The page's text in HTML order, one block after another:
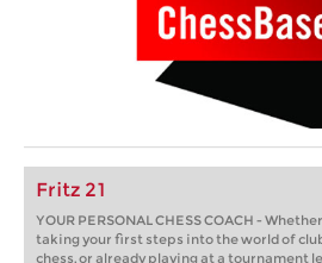
Fritz 21
YOUR PERSONAL CHESS COACH -
taking your first steps into the world of
chess, or already playing at a tournament